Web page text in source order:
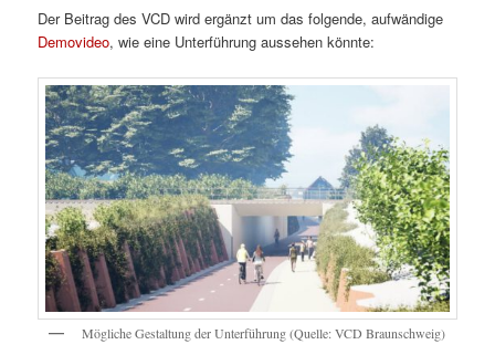
Der Beitrag des VCD wird ergänzt um das folgende, aufwändige
Demovideo, wie eine Unterführung aussehen könnte:
Mögliche Gestaltung der Unterführung (Quelle: VCD Braunschweig)